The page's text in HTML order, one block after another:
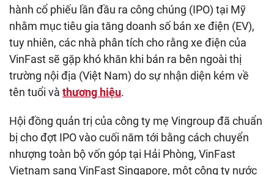
hành cổ phiếu lần đầu ra công chúng (IPO) tại Mỹ
nhằm mục tiêu gia tăng doanh số bán xe điện (EV),
tuy nhiên, các nhà phân tích cho rằng xe điện của
VinFast sẽ gặp khó khăn khi bán ra bên ngoài thị
trường nội địa (Việt Nam) do sự nhận diện kém về
tên tuổi và thương hiệu.
Hội đồng quản trị của công ty mẹ Vingroup đã chuẩn
bị cho đợt IPO vào cuối năm tới bằng cách chuyển
nhượng toàn bộ vốn góp tại Hải Phòng, VinFast
Vietnam sang VinFast Singapore, một công ty nước